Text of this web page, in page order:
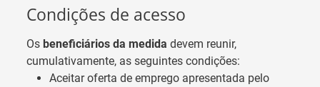
Condições de acesso
Os beneficiários da medida devem reunir,
cumulativamente, as seguintes condições:
Aceitar oferta de emprego apresentada pelo